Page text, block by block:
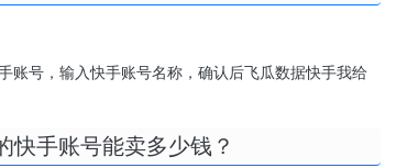
账号，输入快手账号名称，确认后飞瓜数据快手我给
手账号能卖多少钱？